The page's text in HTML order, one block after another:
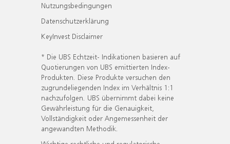
Nutzungsbedingungen
Datenschutzerklärung
KeyInvest Disclaimer
* Die UBS Echtzeit- Indikationen basieren auf
Quotierungen von UBS emittierten Index-
Produkten. Diese Produkte versuchen den
zugrundeliegenden Index im Verhältnis 1:1
nachzufolgen. UBS übernimmt dabei keine
Gewährleistung für die Genauigkeit,
Vollständigkeit oder Angemessenheit der
angewandten Methodik.